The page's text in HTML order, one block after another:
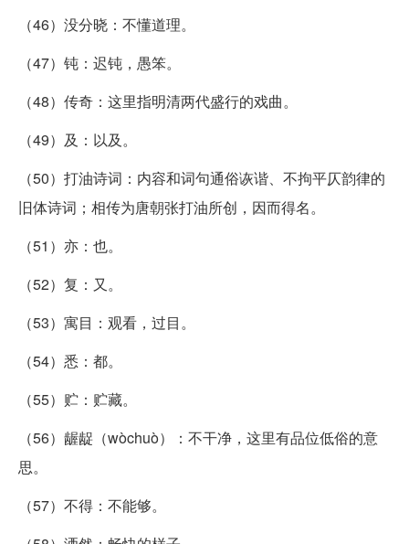
（46）没分晓：不懂道理。
（47）钝：迟钝，愚笨。
（48）传奇：这里指明清两代盛行的戏曲。
（49）及：以及。
（50）打油诗词：内容和词句通俗诙谐、不拘平仄韵律的
旧体诗词；相传为唐朝张打油所创，因而得名。
（51）亦：也。
（52）复：又。
（53）寓目：观看，过目。
（54）悉：都。
（55）贮：贮藏。
（56）龌龊（wòchuò）：不干净，这里有品位低俗的意
思。
（57）不得：不能够。